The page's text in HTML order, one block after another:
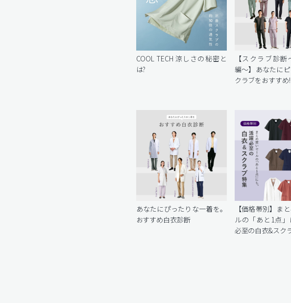
COOL TECH 涼しさの秘密と
は?
【スクラブ診
編〜】あなたに
クラブをおすすめ!
あなたにぴったりな一着を。
おすすめ白衣診断
【価格帯別】ま
ルの「あと1点
必至の白衣&スク